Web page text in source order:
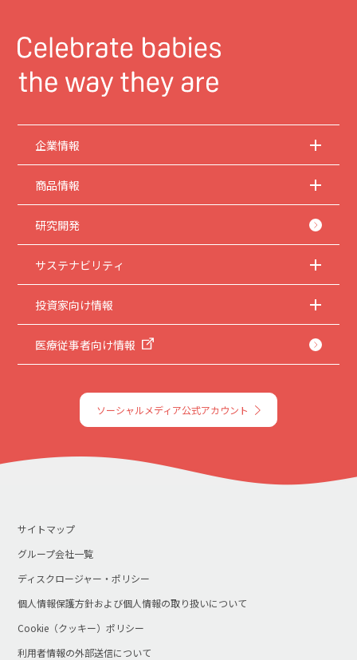
企業情報
商品情報
研究開発
サステナビリティ
投資家向け情報
医療従事者向け情報
ソーシャルメディア公式アカウント
サイトマップ
グループ会社一覧
ディスクロージャー・ポリシー
個人情報保護方針および個人情報の取り扱いについて
Cookie（クッキー）ポリシー
利用者情報の外部送信について